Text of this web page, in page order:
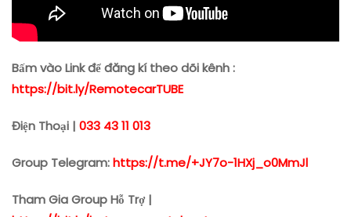
Bấm vào Link để đăng kí theo dõi kênh :
https://bit.ly/RemotecarTUBE
Điện Thoại | 033 43 11 013
Group Telegram:https://t.me/+JY7o-1HXj_o0MmJl
Tham Gia Group Hỗ Trợ |